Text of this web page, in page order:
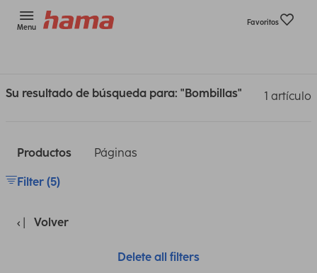
Menu
Favoritos
Su resultado de búsqueda para: "Bombillas" 1 artículo
Productos Páginas
Filter (5)
Volver
Delete all filters